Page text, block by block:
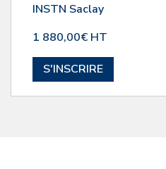
INSTN Saclay
1 880,00€ HT
S'INSCRIRE